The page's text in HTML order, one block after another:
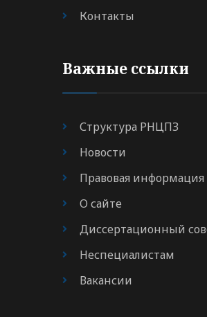
Контакты
Важные ссылки
Структура РНЦПЗ
Новости
Правовая информация
О сайте
Диссертационный
Неспециалистам
Вакансии